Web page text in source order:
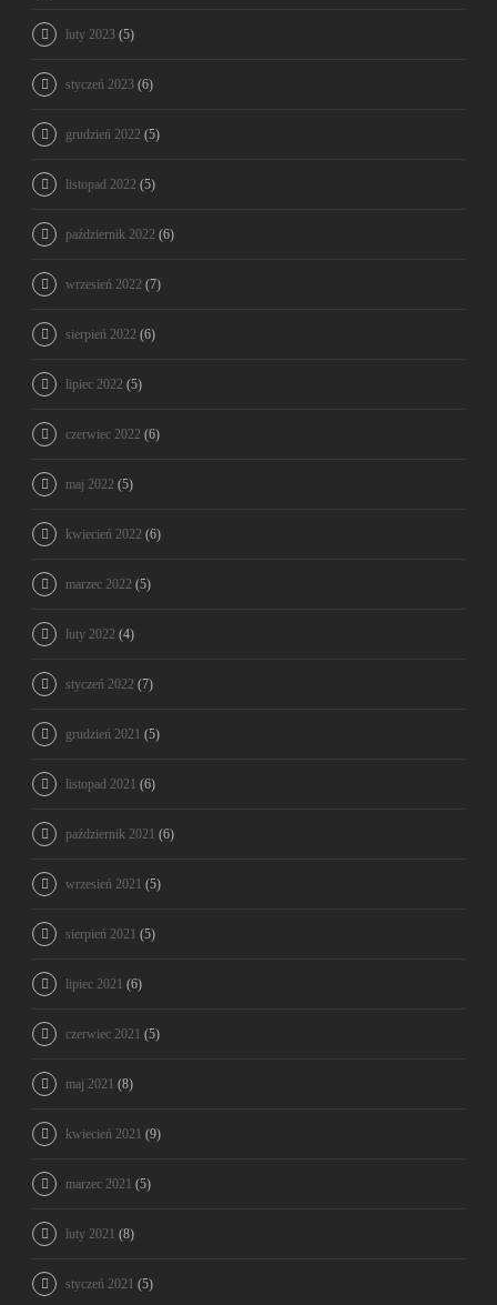
luty 2023 (5)
styczeń 2023 (6)
grudzień 2022 (5)
listopad 2022 (5)
październik 2022 (6)
wrzesień 2022 (7)
sierpień 2022 (6)
lipiec 2022 (5)
czerwiec 2022 (6)
maj 2022 (5)
kwiecień 2022 (6)
marzec 2022 (5)
luty 2022 (4)
styczeń 2022 (7)
grudzień 2021 (5)
listopad 2021 (6)
październik 2021 (6)
wrzesień 2021 (5)
sierpień 2021 (5)
lipiec 2021 (6)
czerwiec 2021 (5)
maj 2021 (8)
kwiecień 2021 (9)
marzec 2021 (5)
luty 2021 (8)
styczeń 2021 (5)